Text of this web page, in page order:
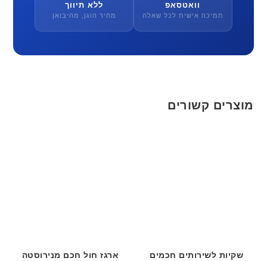
וואטסאפ
תמיכה אישית לכל שאלה
ללא תיווך
מחיר הוגן, מהיבואן
מוצרים קשורים
שקיות לשירותים חכמים
ארגז חול חכם מנירוסטה